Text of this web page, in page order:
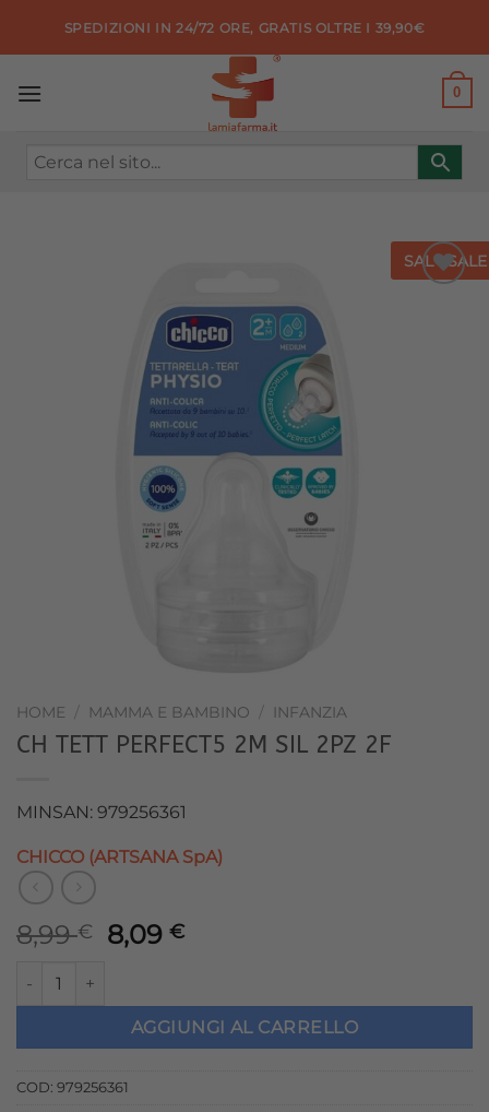
SPEDIZIONI IN 24/72 ORE, GRATIS OLTRE I 39,90€
0
SALE SALE
HOME / MAMMA E BAMBINO / INFANZIA
CH TETT PERFECT5 2M SIL 2PZ 2F
MINSAN: 979256361
CHICCO (ARTSANA SpA)
8,99€
Il
era:
8,99 €.
8,09€Il
è:
8,09 €.
AGGIUNGI AL CARRELLO
COD: 979256361